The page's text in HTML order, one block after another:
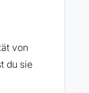
von
du sie